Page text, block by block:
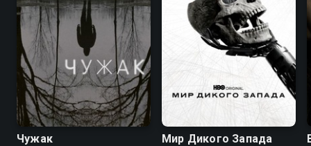
7.2 7.6
Чужак
8.4
Мир Дикого Запада